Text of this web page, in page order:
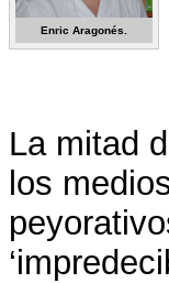
Enric Aragonés.
La mitad
los